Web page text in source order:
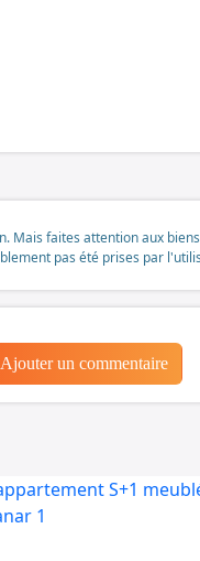
Mais faites attention aux
pas été prises par
Ajouter un commentaire